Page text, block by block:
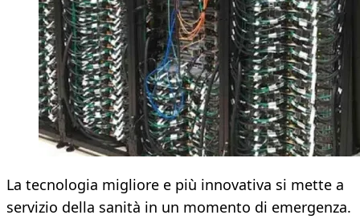
La tecnologia migliore e più innovativa si mette a
servizio della sanità in un momento di emergenza.